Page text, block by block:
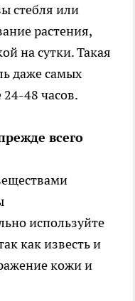
стебля или
растения,
на сутки. Такая
даже самых
48 часов.
всего
используйте
как известь и
кожи и